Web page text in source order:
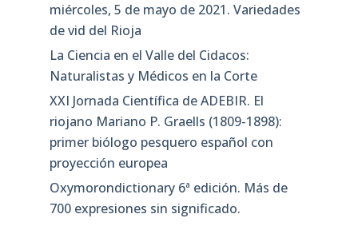
miércoles, 5 de mayo de 2021. Variedades
de vid del Rioja
La Ciencia en el Valle del Cidacos:
Naturalistas y Médicos en la Corte
XXI Jornada Científica de ADEBIR. El
riojano Mariano P. Graells (1809-1898):
primer biólogo pesquero español con
proyección europea
Oxymorondictionary 6ª edición. Más de
700 expresiones sin significado.